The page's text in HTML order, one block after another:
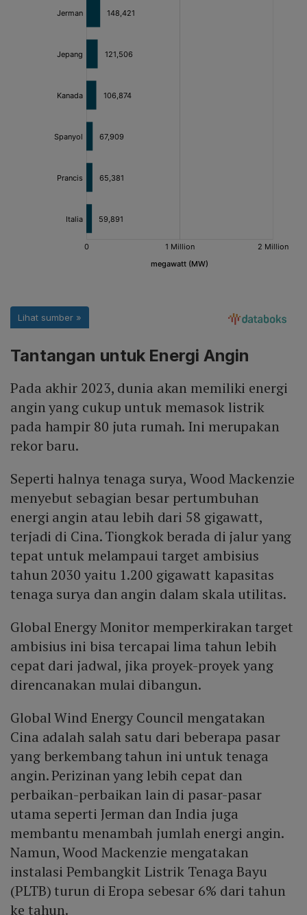
Tantangan untuk Energi Angin
Pada akhir 2023, dunia akan memiliki energi
angin yang cukup untuk memasok listrik
pada hampir 80 juta rumah. Ini merupakan
rekor baru.
Seperti halnya tenaga surya, Wood Mackenzie
menyebut sebagian besar pertumbuhan
energi angin atau lebih dari 58 gigawatt,
terjadi di Cina. Tiongkok berada di jalur yang
tepat untuk melampaui target ambisius
tahun 2030 yaitu 1.200 gigawatt kapasitas
tenaga surya dan angin dalam skala utilitas.
Global Energy Monitor memperkirakan target
ambisius ini bisa tercapai lima tahun lebih
cepat dari jadwal, jika proyek-proyek yang
direncanakan mulai dibangun.
Global Wind Energy Council mengatakan
Cina adalah salah satu dari beberapa pasar
yang berkembang tahun ini untuk tenaga
angin. Perizinan yang lebih cepat dan
perbaikan-perbaikan lain di pasar-pasar
utama seperti Jerman dan India juga
membantu menambah jumlah energi angin.
Namun, Wood Mackenzie mengatakan
instalasi Pembangkit Listrik Tenaga Bayu
(PLTB) turun di Eropa sebesar 6% dari tahun
ke tahun.